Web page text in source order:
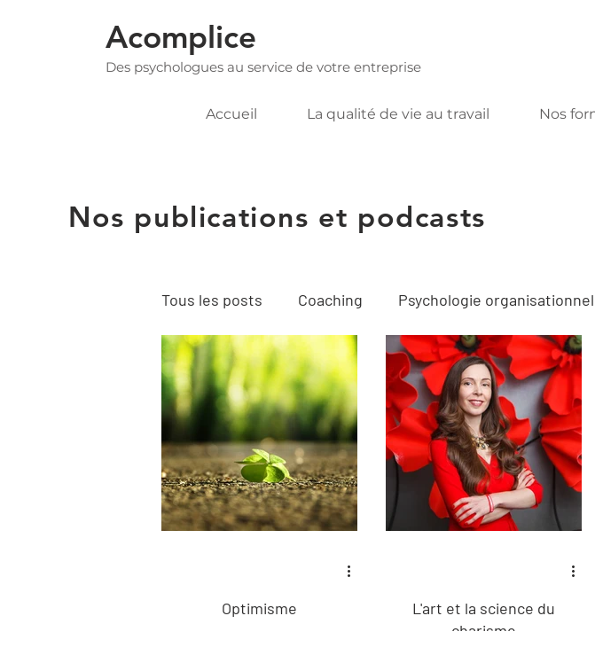
Acomplice
Des psychologues au service de votre entreprise
Accueil La qualité de vie au travail Nos
Nos publications et podcasts
Tous les posts Coaching Psychologie
Soutien psychologique collectif Téléconsultation
Optimisme
L'art et la science du
charisme